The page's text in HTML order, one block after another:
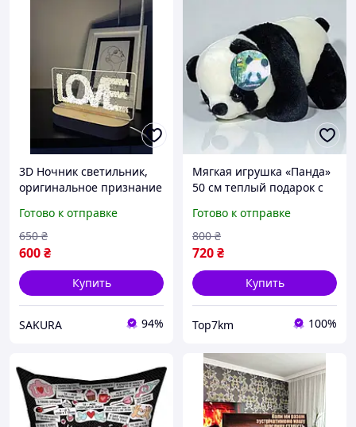
3D Ночник светильник,
оригинальное признание
Валентина
Готово к отправке
600₴
650 ₴
Купить
SAKURA 94%
Мягкая игрушка «Панда»
50 см теплый подарок с
Готово к отправке
720₴
800 ₴
Купить
Top7km 100%